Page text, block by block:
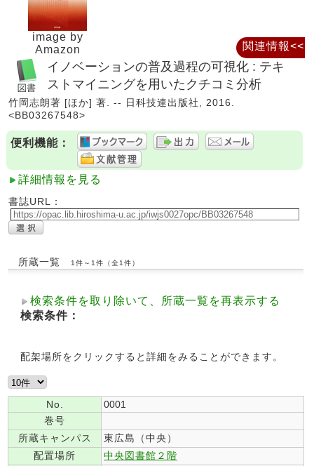
image by
Amazon
イノベーションの普及過程の可視化 : テキ
ストマイニングを用いたクチコミ分析
竹岡志朗著 [ほか] 著. -- 日科技連出版社, 2016.
<BB03267548>
便利機能：
詳細情報を見る
書誌URL：
所蔵一覧 1件～1件（全1件）
検索条件を取り除いて、所蔵一覧を再表示する
検索条件：
配架場所をクリックすると詳細をみることができます。
No.
0001
巻号
所蔵キャンパス
東広島（中央）
配置場所
中央図書館２階
関連情報<<